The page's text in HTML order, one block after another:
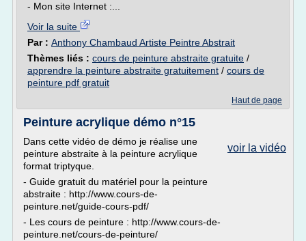
- Mon site Internet :...
Voir la suite
Par : Anthony Chambaud Artiste Peintre Abstrait
Thèmes liés : cours de peinture abstraite gratuite /
apprendre la peinture abstraite gratuitement / cours de
peinture pdf gratuit
Haut de page
Peinture acrylique démo n°15
voir la vidéo
Dans cette vidéo de démo je réalise une
peinture abstraite à la peinture acrylique
format triptyque.
- Guide gratuit du matériel pour la peinture
abstraite : http://www.cours-de-
peinture.net/guide-cours-pdf/
- Les cours de peinture : http://www.cours-de-
peinture.net/cours-de-peinture/